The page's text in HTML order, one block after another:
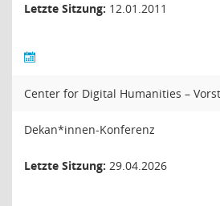
Letzte Sitzung: 12.01.2011
Center for Digital Humanities –
Dekan*innen-Konferenz
Letzte Sitzung: 29.04.2026